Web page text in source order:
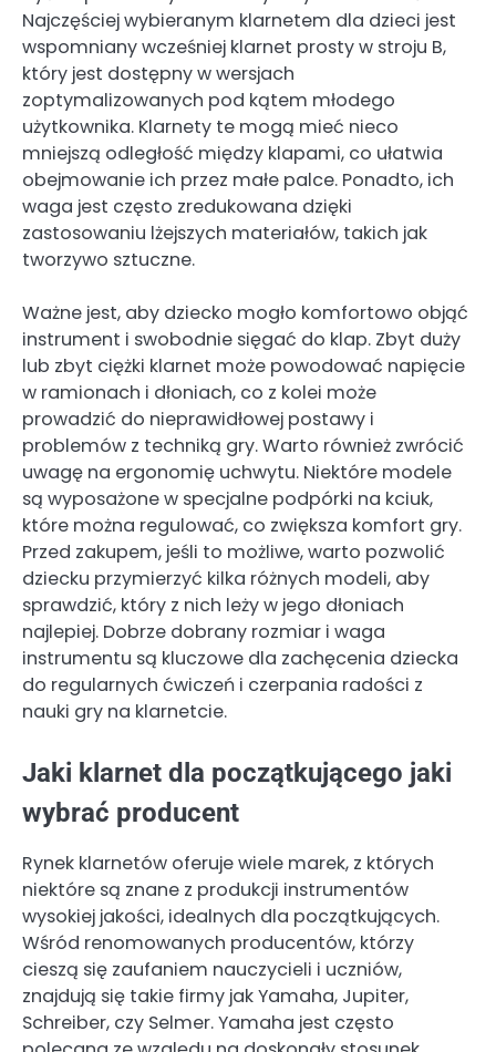
Najczęściej wybieranym klarnetem dla dzieci jest
wspomniany wcześniej klarnet prosty w stroju B,
który jest dostępny w wersjach
zoptymalizowanych pod kątem młodego
użytkownika. Klarnety te mogą mieć nieco
mniejszą odległość między klapami, co ułatwia
obejmowanie ich przez małe palce. Ponadto, ich
waga jest często zredukowana dzięki
zastosowaniu lżejszych materiałów, takich jak
tworzywo sztuczne.
Ważne jest, aby dziecko mogło komfortowo objąć
instrument i swobodnie sięgać do klap. Zbyt duży
lub zbyt ciężki klarnet może powodować napięcie
w ramionach i dłoniach, co z kolei może
prowadzić do nieprawidłowej postawy i
problemów z techniką gry. Warto również zwrócić
uwagę na ergonomię uchwytu. Niektóre modele
są wyposażone w specjalne podpórki na kciuk,
które można regulować, co zwiększa komfort gry.
Przed zakupem, jeśli to możliwe, warto pozwolić
dziecku przymierzyć kilka różnych modeli, aby
sprawdzić, który z nich leży w jego dłoniach
najlepiej. Dobrze dobrany rozmiar i waga
instrumentu są kluczowe dla zachęcenia dziecka
do regularnych ćwiczeń i czerpania radości z
nauki gry na klarnetcie.
Jaki klarnet dla początkującego jaki
wybrać producent
Rynek klarnetów oferuje wiele marek, z których
niektóre są znane z produkcji instrumentów
wysokiej jakości, idealnych dla początkujących.
Wśród renomowanych producentów, którzy
cieszą się zaufaniem nauczycieli i uczniów,
znajdują się takie firmy jak Yamaha, Jupiter,
Schreiber, czy Selmer. Yamaha jest często